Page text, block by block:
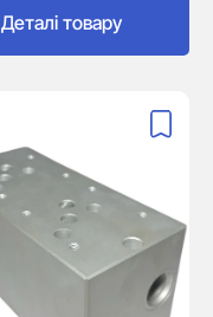
Деталі товару